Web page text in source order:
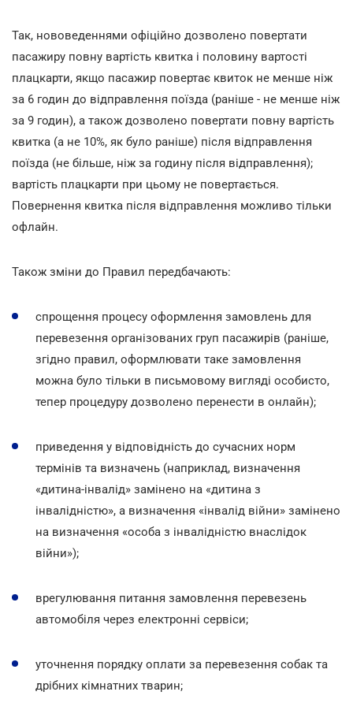
Так, нововеденнями офіційно дозволено повертати
пасажиру повну вартість квитка і половину вартості
плацкарти, якщо пасажир повертає квиток не менше ніж
за 6 годин до відправлення поїзда (раніше - не менше ніж
за 9 годин), а також дозволено повертати повну вартість
квитка (а не 10%, як було раніше) після відправлення
поїзда (не більше, ніж за годину після відправлення);
вартість плацкарти при цьому не повертається.
Повернення квитка після відправлення можливо тільки
офлайн.
Також зміни до Правил передбачають:
спрощення процесу оформлення замовлень для
перевезення організованих груп пасажирів (раніше,
згідно правил, оформлювати таке замовлення
можна було тільки в письмовому вигляді особисто,
тепер процедуру дозволено перенести в онлайн);
приведення у відповідність до сучасних норм
термінів та визначень (наприклад, визначення
«дитина-інвалід» замінено на «дитина з
інвалідністю», а визначення «інвалід війни» замінено
на визначення «особа з інвалідністю внаслідок
війни»);
врегулювання питання замовлення перевезень
автомобіля через електронні сервіси;
уточнення порядку оплати за перевезення собак та
дрібних кімнатних тварин;